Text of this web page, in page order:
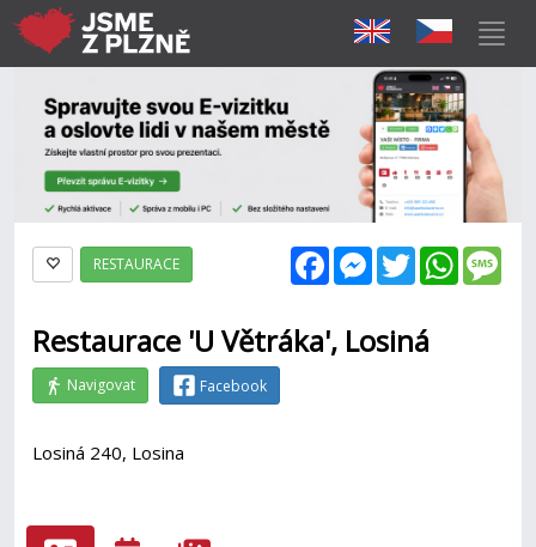
FacebookMessenger
Twitter
RESTAURACE
Restaurace 'U Větráka', Losiná
Navigovat Facebook
Losiná 240, Losina